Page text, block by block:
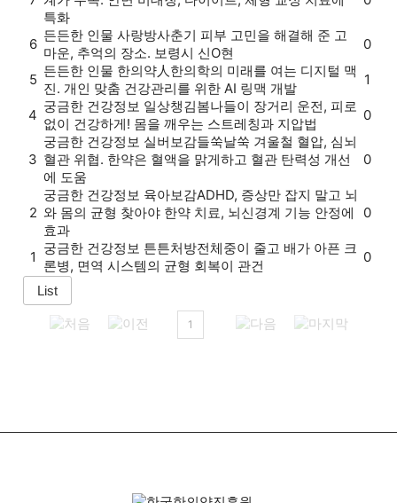
특화
6
든든한 인물 사랑방사춘기 피부 고민을 해결해 준 고
마운, 추억의 장소. 보령시 신O현
0
5
든든한 인물 한의약人한의학의 미래를 여는 디지털 맥
진. 개인 맞춤 건강관리를 위한 AI 링맥 개발
1
4
궁금한 건강정보 일상챙김봄나들이 장거리 운전, 피로
없이 건강하게! 몸을 깨우는 스트레칭과 지압법
0
3
궁금한 건강정보 실버보감들쑥날쑥 겨울철 혈압, 심뇌
혈관 위협. 한약은 혈액을 맑게하고 혈관 탄력성 개선
에 도움
0
2
궁금한 건강정보 육아보감ADHD, 증상만 잡지 말고 뇌
와 몸의 균형 찾아야 한약 치료, 뇌신경계 기능 안정에
효과
0
1
궁금한 건강정보 튼튼처방전체중이 줄고 배가 아픈 크
론병, 면역 시스템의 균형 회복이 관건
0
1